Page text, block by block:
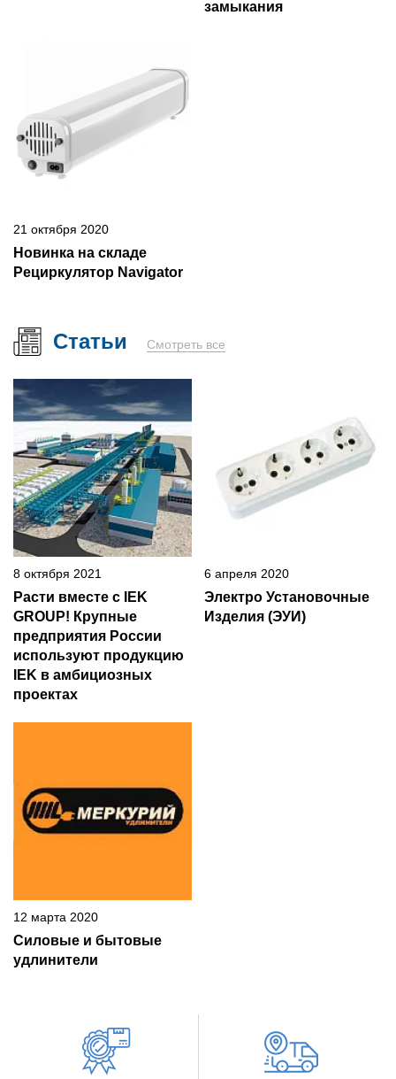
замыкания
21 октября 2020
Новинка на складе
Рециркулятор Navigator
Статьи Смотреть все
8 октября 2021
Расти вместе с IEK
GROUP! Крупные
предприятия России
используют продукцию
IEK в амбициозных
проектах
6 апреля 2020
Электро Установочные
Изделия (ЭУИ)
12 марта 2020
Силовые и бытовые
удлинители